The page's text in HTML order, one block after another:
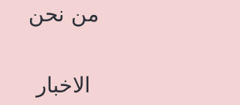
من نحن
الاخبار